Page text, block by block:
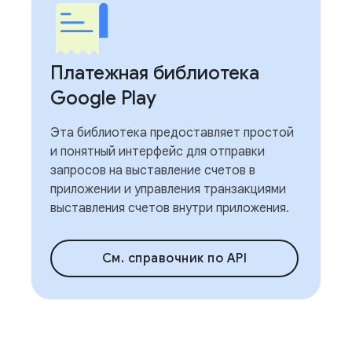
Платежная библиотека
Google Play
Эта библиотека предоставляет простой
и понятный интерфейс для отправки
запросов на выставление счетов в
приложении и управления транзакциями
выставления счетов внутри приложения.
См. справочник по API